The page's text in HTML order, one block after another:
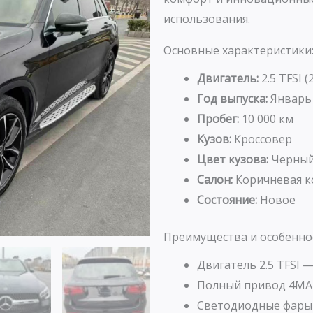
использования.
Основные характеристики:
Двигатель: 2.5 TFSI
Год выпуска:
Пробег: 10 000 км
Кузов: Кроссовер
Цвет кузова:
Салон: Коричневая
Состояние: Новое
Преимущества и
Двигатель 2.5 TFSI
Полный привод
Светодиодные фары